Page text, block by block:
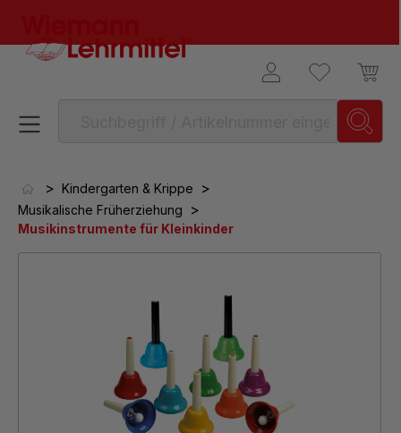
> Kindergarten & Krippe >
Musikalische Früherziehung >
Musikinstrumente für Kleinkinder